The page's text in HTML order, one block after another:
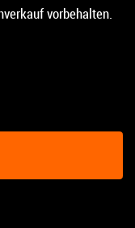
vorbehalten.